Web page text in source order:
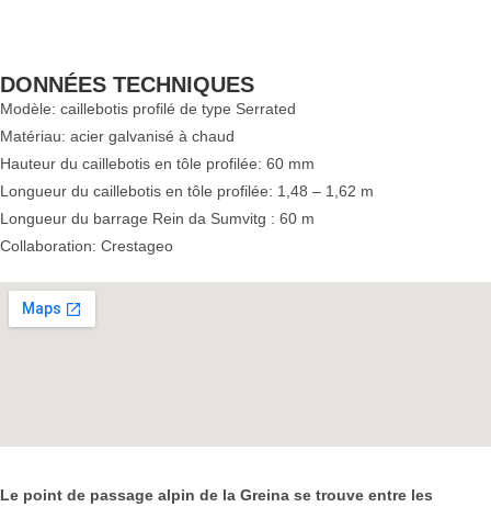
DONNÉES TECHNIQUES
Modèle: caillebotis profilé de type Serrated
Matériau: acier galvanisé à chaud
Hauteur du caillebotis en tôle profilée: 60 mm
Longueur du caillebotis en tôle profilée: 1,48 – 1,62 m
Longueur du barrage Rein da Sumvitg : 60 m
Collaboration: Crestageo
Le point de passage alpin de la Greina se trouve entre les